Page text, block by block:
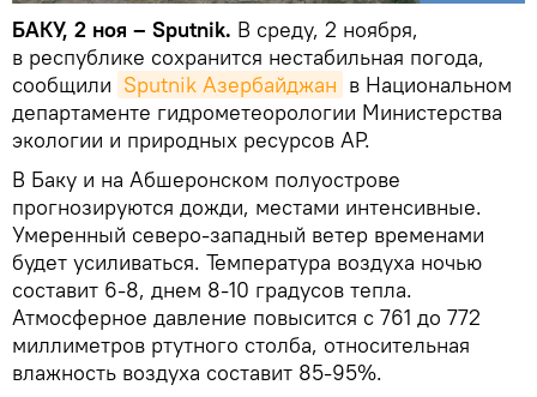
БАКУ, 2 ноя – Sputnik. В среду, 2 ноября,
в республике сохранится нестабильная погода,
сообщили Sputnik Азербайджан в Национальном
департаменте гидрометеорологии Министерства
экологии и природных ресурсов АР.
В Баку и на Абшеронском полуострове
прогнозируются дожди, местами интенсивные.
Умеренный северо-западный ветер временами
будет усиливаться. Температура воздуха ночью
составит 6-8, днем 8-10 градусов тепла.
Атмосферное давление повысится с 761 до 772
миллиметров ртутного столба, относительная
влажность воздуха составит 85-95%.